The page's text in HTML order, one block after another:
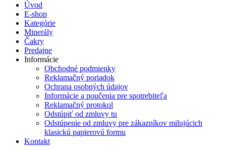
Úvod
E-shop
Kategórie
Minerály
Čakry
Predajne
Informácie
Obchodné podmienky
Reklamačný poriadok
Ochrana osobných údajov
Informácie a poučenia pre spotrebiteľa
Reklamačný protokol
Odstúpiť od zmluvy tu
Odstúpenie od zmluvy pre zákazníkov milujúcich
klasickú papierovú formu
Kontakt